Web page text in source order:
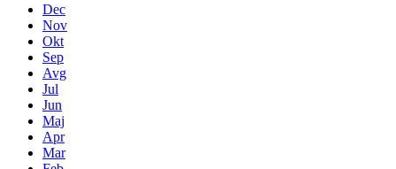
Dec
Nov
Okt
Sep
Avg
Jul
Jun
Maj
Apr
Mar